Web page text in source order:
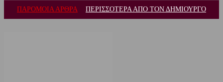
ΠΑΡΟΜΟΙΑ ΑΡΘΡΑ ΠΕΡΙΣΣΟΤΕΡΑ ΑΠΟ ΤΟΝ ΔΗΜΙΟΥΡΓΟ